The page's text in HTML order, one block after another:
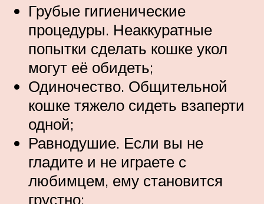
Грубые гигиенические
процедуры. Неаккуратные
попытки сделать кошке укол
могут её обидеть;
Одиночество. Общительной
кошке тяжело сидеть взаперти
одной;
Равнодушие. Если вы не
гладите и не играете с
любимцем, ему становится
грустно;